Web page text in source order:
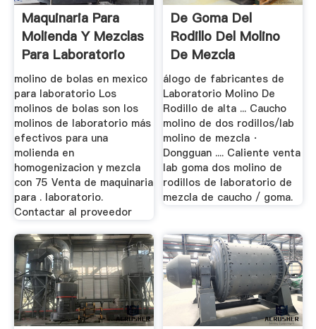
Maquinaria Para
Molienda Y Mezclas
Para Laboratorio
molino de bolas en mexico
para laboratorio Los
molinos de bolas son los
molinos de laboratorio más
efectivos para una
molienda en
homogenizacion y mezcla
con 75 Venta de maquinaria
para . laboratorio.
Contactar al proveedor
De Goma Del
Rodillo Del Molino
De Mezcla
álogo de fabricantes de
Laboratorio Molino De
Rodillo de alta ... Caucho
molino de dos rodillos/lab
molino de mezcla ·
Dongguan .... Caliente venta
lab goma dos molino de
rodillos de laboratorio de
mezcla de caucho / goma.